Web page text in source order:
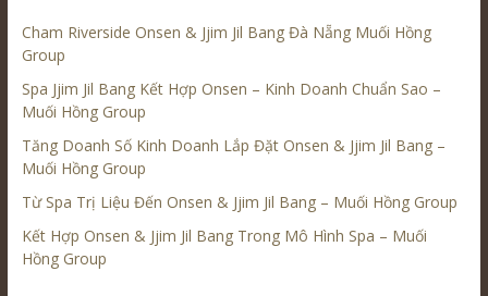
Cham Riverside Onsen & Jjim Jil Bang Đà Nẵng Muối Hồng
Group
Spa Jjim Jil Bang Kết Hợp Onsen – Kinh Doanh Chuẩn Sao –
Muối Hồng Group
Tăng Doanh Số Kinh Doanh Lắp Đặt Onsen & Jjim Jil Bang –
Muối Hồng Group
Từ Spa Trị Liệu Đến Onsen & Jjim Jil Bang – Muối Hồng Group
Kết Hợp Onsen & Jjim Jil Bang Trong Mô Hình Spa – Muối
Hồng Group